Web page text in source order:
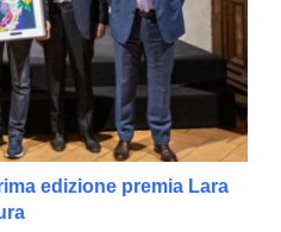
edizione premia Lara